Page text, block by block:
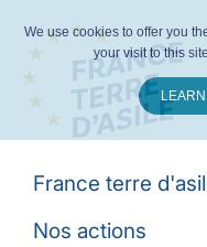
France terre
Nos actions
We use cookies to offer you
your visit to this